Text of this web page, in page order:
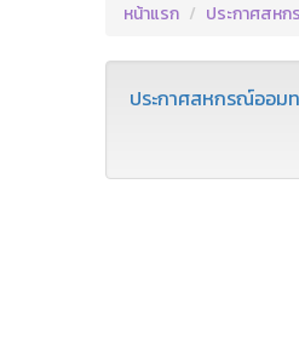
หน้าแรก ประกาศสห
ประกาศสหกรณ์ออมท